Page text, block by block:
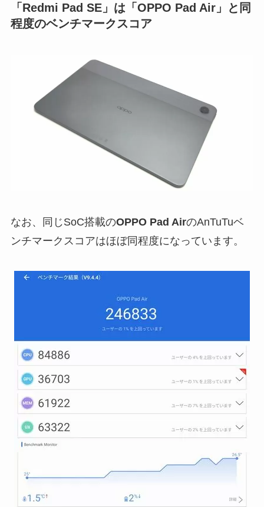
「Redmi Pad SE」は「OPPO Pad Air」と同
程度のベンチマークスコア
なお、同じSoC搭載のOPPO Pad AirのAnTuTuベ
ンチマークスコアはほぼ同程度になっています。